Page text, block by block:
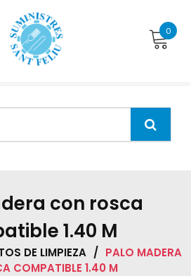
0
con rosca
1.40 M
DE LIMPIEZA / PALO MADERA
COMPATIBLE 1.40 M